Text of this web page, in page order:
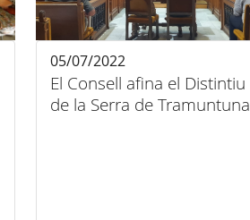
El Consell afina el Distintiu
de la Serra de Tramuntuna
05/07/2022